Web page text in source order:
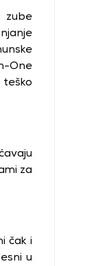
zube
One
za
čak i
u